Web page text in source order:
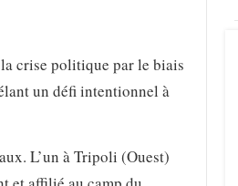
crise politique par le biais
un défi intentionnel à
L’un à Tripoli (Ouest)